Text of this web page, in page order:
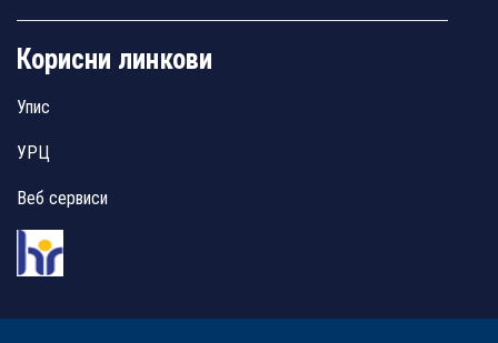
Корисни линкови
Упис
УРЦ
Веб сервиси